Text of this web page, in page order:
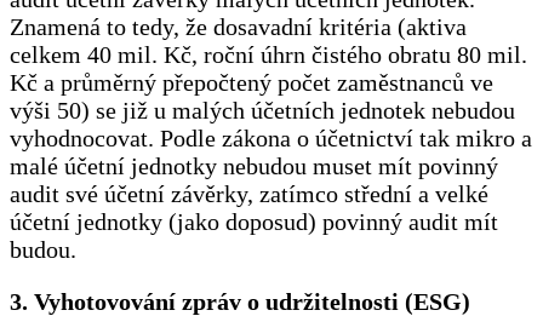
Znamená to tedy, že dosavadní kritéria (aktiva
celkem 40 mil. Kč, roční úhrn čistého obratu 80 mil.
Kč a průměrný přepočtený počet zaměstnanců ve
výši 50) se již u malých účetních jednotek nebudou
vyhodnocovat. Podle zákona o účetnictví tak mikro a
malé účetní jednotky nebudou muset mít povinný
audit své účetní závěrky, zatímco střední a velké
účetní jednotky (jako doposud) povinný audit mít
budou.
3. Vyhotovování zpráv o udržitelnosti (ESG)